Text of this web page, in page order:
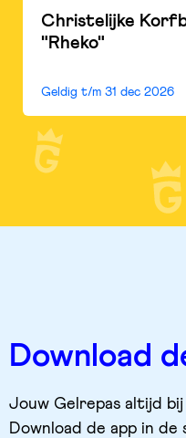
Christelijke
"Rheko"
Geldig t/m 31 dec 2026
Download
Jouw Gelrepas altijd bij
Download de app in de